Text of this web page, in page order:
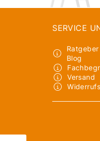
SERVICE
Ratgeber
Blog
Versand